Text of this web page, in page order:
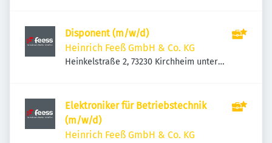
Disponent (m/w/d)
Heinrich Feeß GmbH & Co. KG
Heinkelstraße 2, 73230 Kirchheim unter
Elektroniker für Betriebstechnik
(m/w/d)
Heinrich Feeß GmbH & Co. KG